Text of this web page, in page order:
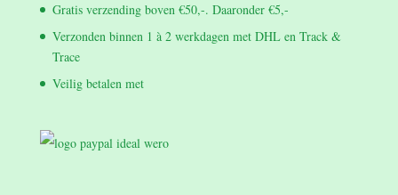
Gratis verzending boven €50,-. Daaronder €5,-
Verzonden binnen 1 à 2 werkdagen met DHL en Track &
Trace
Veilig betalen met